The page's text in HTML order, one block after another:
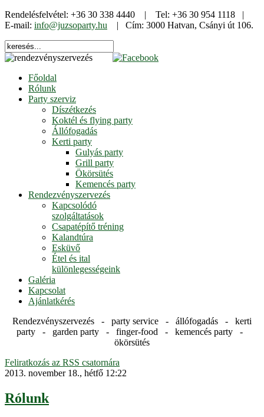
Rendelésfelvétel: +36 30 338 4440 | Tel: +36 30 954 1118 |
E-mail: info@juzsoparty.hu | Cím: 3000 Hatvan, Csányi út 106.
Főoldal
Rólunk
Party szerviz
Díszétkezés
Koktél és flying party
Állófogadás
Kerti party
Gulyás party
Grill party
Ökörsütés
Kemencés party
Rendezvényszervezés
Kapcsolódó
szolgáltatások
Csapatépítő tréning
Kalandtúra
Esküvő
Étel és ital
különlegességeink
Galéria
Kapcsolat
Ajánlatkérés
Rendezvényszervezés - party service - állófogadás - kerti
party - garden party - finger-food - kemencés party -
ökörsütés
Feliratkozás az RSS csatornára
2013. november 18., hétfő 12:22
Rólunk